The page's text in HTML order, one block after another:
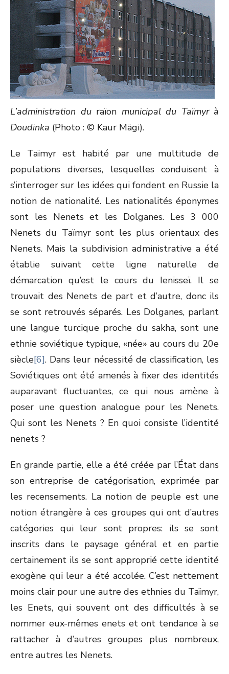
L’administration du raïon municipal du Taïmyr à
Doudinka (Photo : © Kaur Mägi).
Le Taïmyr est habité par une multitude de
populations diverses, lesquelles conduisent à
s’interroger sur les idées qui fondent en Russie la
notion de nationalité. Les nationalités éponymes
sont les Nenets et les Dolganes. Les 3 000
Nenets du Taïmyr sont les plus orientaux des
Nenets. Mais la subdivision administrative a été
établie suivant cette ligne naturelle de
démarcation qu’est le cours du Ienisseï. Il se
trouvait des Nenets de part et d’autre, donc ils
se sont retrouvés séparés. Les Dolganes, parlant
une langue turcique proche du sakha, sont une
ethnie soviétique typique, «née» au cours du 20e
siècle[6]. Dans leur nécessité de classification, les
Soviétiques ont été amenés à fixer des identités
auparavant fluctuantes, ce qui nous amène à
poser une question analogue pour les Nenets.
Qui sont les Nenets ? En quoi consiste l’identité
nenets ?
En grande partie, elle a été créée par l’État dans
son entreprise de catégorisation, exprimée par
les recensements. La notion de peuple est une
notion étrangère à ces groupes qui ont d’autres
catégories qui leur sont propres: ils se sont
inscrits dans le paysage général et en partie
certainement ils se sont approprié cette identité
exogène qui leur a été accolée. C’est nettement
moins clair pour une autre des ethnies du Taïmyr,
les Enets, qui souvent ont des difficultés à se
nommer eux-mêmes enets et ont tendance à se
rattacher à d’autres groupes plus nombreux,
entre autres les Nenets.